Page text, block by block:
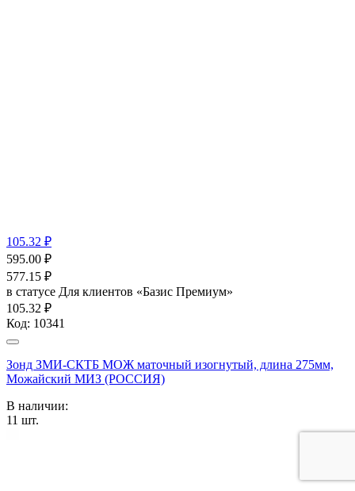
105.32 ₽
595.00 ₽
577.15 ₽
в статусе Для клиентов «Базис Премиум»
105.32 ₽
Код: 10341
Зонд ЗМИ-СКТБ МОЖ маточный изогнутый, длина 275мм,
Можайский МИЗ (РОССИЯ)
В наличии:
11 шт.